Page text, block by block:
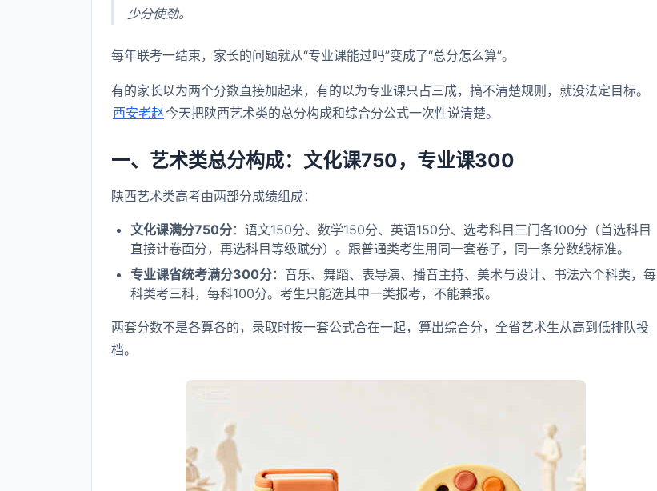
少分使劲。
每年联考一结束，家长的问题就从“专业课能过吗”变成了“总分怎么算”。
有的家长以为两个分数直接加起来，有的以为专业课只占三成，搞不清楚规则，就没法定目标。
西安老赵今天把陕西艺术类的总分构成和综合分公式一次性说清楚。
一、艺术类总分构成：文化课750，专业课300
陕西艺术类高考由两部分成绩组成：
文化课满分750分：语文150分、数学150分、英语150分、选考科目三门各100分（首选科目
直接计卷面分，再选科目等级赋分）。跟普通类考生用同一套卷子，同一条分数线标准。
专业课省统考满分300分：音乐、舞蹈、表导演、播音主持、美术与设计、书法六个科类，每
科类考三科，每科100分。考生只能选其中一类报考，不能兼报。
两套分数不是各算各的，录取时按一套公式合在一起，算出综合分，全省艺术生从高到低排队投
档。